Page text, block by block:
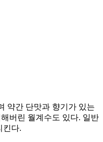
약간 단맛과 향기가 있는
버린 월계수도 있다. 일반
킨다.